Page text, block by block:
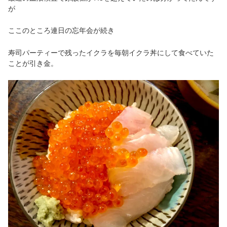
が
ここのところ連日の忘年会が続き
寿司パーティーで残ったイクラを毎朝イクラ丼にして食べていた
ことが引き金。